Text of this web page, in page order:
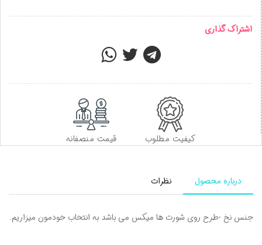
اشتراک گذاری
قیمت منصفانه کیفیت مطلوب
درباره محصول نظرات
جنس نخ -طرح روی شورت ها میکس می باشد به انتخاب خودمون میزاریم.